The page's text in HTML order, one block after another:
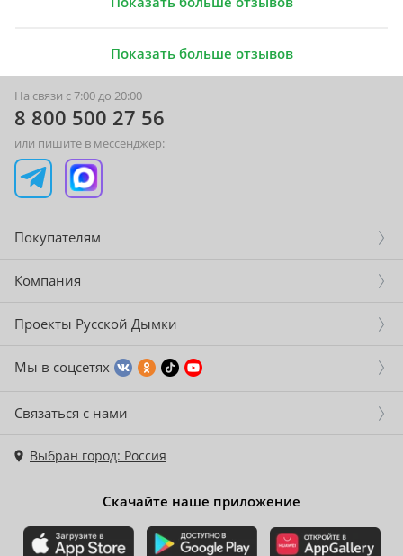
Показать больше отзывов
На связи с 7:00 до 20:00
8 800 500 27 56
или пишите в мессенджер:
Покупателям
Компания
Проекты Русской Дымки
Мы в соцсетях
Связаться с нами
Выбран город: Россия
Скачайте наше приложение